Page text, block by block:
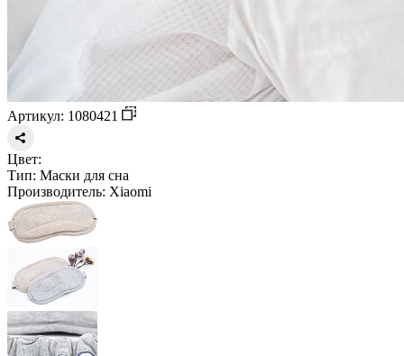
Артикул: 1080421
Цвет:
Тип: Маски для сна
Производитель: Xiaomi